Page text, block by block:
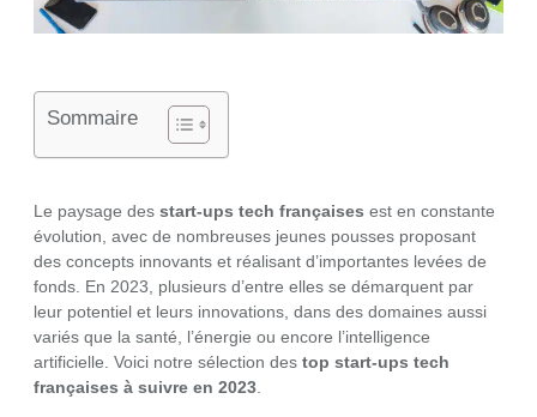
Sommaire
Le paysage des start-ups tech françaises est en constante
évolution, avec de nombreuses jeunes pousses proposant
des concepts innovants et réalisant d’importantes levées de
fonds. En 2023, plusieurs d’entre elles se démarquent par
leur potentiel et leurs innovations, dans des domaines aussi
variés que la santé, l’énergie ou encore l’intelligence
artificielle. Voici notre sélection des top start-ups tech
françaises à suivre en 2023.